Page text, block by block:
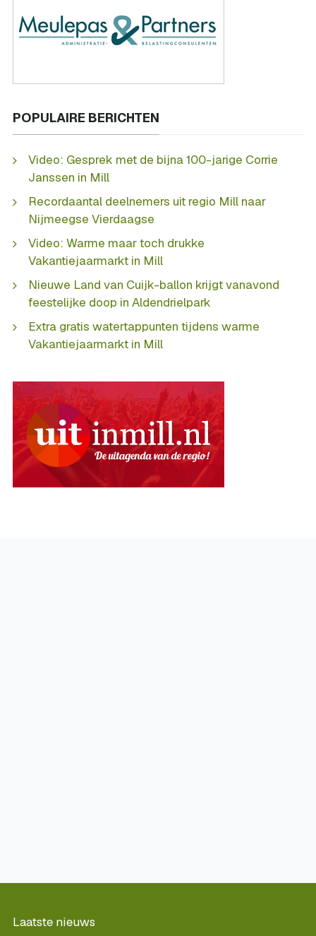
POPULAIRE BERICHTEN
Video: Gesprek met de bijna 100-jarige Corrie
Janssen in Mill
Recordaantal deelnemers uit regio Mill naar
Nijmeegse Vierdaagse
Video: Warme maar toch drukke
Vakantiejaarmarkt in Mill
Nieuwe Land van Cuijk-ballon krijgt vanavond
feestelijke doop in Aldendrielpark
Extra gratis watertappunten tijdens warme
Vakantiejaarmarkt in Mill
Laatste nieuws